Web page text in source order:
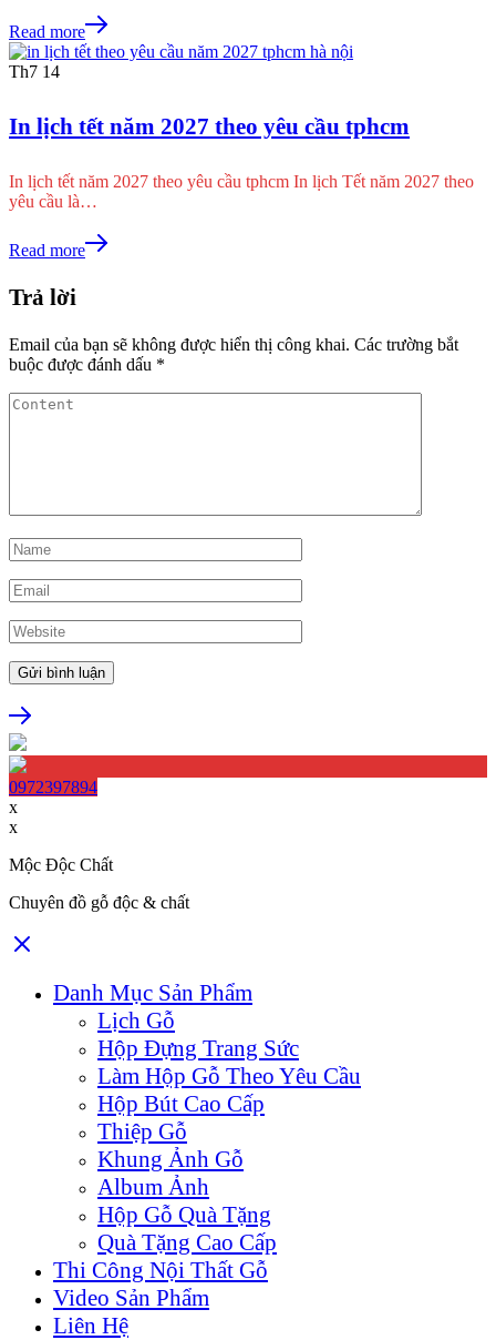
Read more
Th7 14
In lịch tết năm 2027 theo yêu cầu tphcm
In lịch tết năm 2027 theo yêu cầu tphcm In lịch Tết năm 2027 theo
yêu cầu là…
Read more
Trả lời
Email của bạn sẽ không được hiển thị công khai. Các trường bắt
buộc được đánh dấu *
0972397894
x
x
Mộc Độc Chất
Chuyên đồ gỗ độc & chất
Danh Mục Sản Phẩm
Lịch Gỗ
Hộp Đựng Trang Sức
Làm Hộp Gỗ Theo Yêu Cầu
Hộp Bút Cao Cấp
Thiệp Gỗ
Khung Ảnh Gỗ
Album Ảnh
Hộp Gỗ Quà Tặng
Quà Tặng Cao Cấp
Thi Công Nội Thất Gỗ
Video Sản Phẩm
Liên Hệ